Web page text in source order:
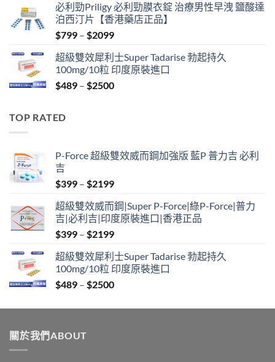
was:
$399.
is:
$369.
必利勁Priligy 必利勁膜衣錠 治療男性早洩 鹽酸達
泊西汀片【香港藥店正品】
$799 – $2099Price
$799
through
$2099
超級雙效犀利士Super Tadarise 勃起持久
100mg/10粒 印度原裝進口
$489 – $2500Price
TOP RATED
P-Force 超級雙效威而鋼加強版 藍P 普力吉 必利
吉
$399 – $2199Price
$399
through
$2199
超級雙效威而鋼|Super P-Force|綠P-Force|普力
吉|必利吉|印度原裝進口|香港正品
$399 – $2199Price
$399
through
$2199
超級雙效犀利士Super Tadarise 勃起持久
100mg/10粒 印度原裝進口
$489 – $2500Price
$489
關於我們ABOUT